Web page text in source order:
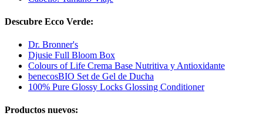
Descubre Ecco Verde:
Dr. Bronner's
Djusie Full Bloom Box
Colours of Life Crema Base Nutritiva y Antioxidante
benecosBIO Set de Gel de Ducha
100% Pure Glossy Locks Glossing Conditioner
Productos nuevos: